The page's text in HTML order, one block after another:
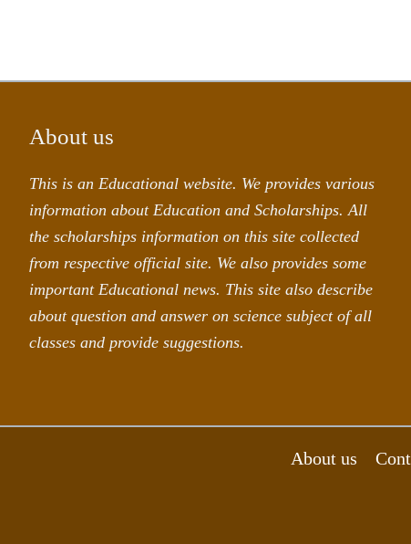
About us
This is an Educational website. We provides various
information about Education and Scholarships. All
the scholarships information on this site collected
from respective official site. We also provides some
important Educational news. This site also describe
about question and answer on science subject of all
classes and provide suggestions.
About us